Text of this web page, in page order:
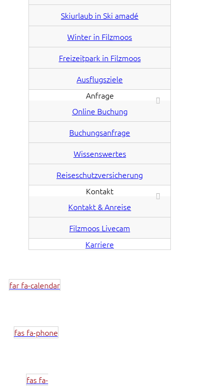
Skiurlaub in Ski amadé
Winter in Filzmoos
Freizeitpark in Filzmoos
Ausflugsziele
Anfrage
Online Buchung
Buchungsanfrage
Wissenswertes
Reiseschutzversicherung
Kontakt
Kontakt & Anreise
Filzmoos Livecam
Karriere
far fa-calendar
fas fa-phone
fas fa-